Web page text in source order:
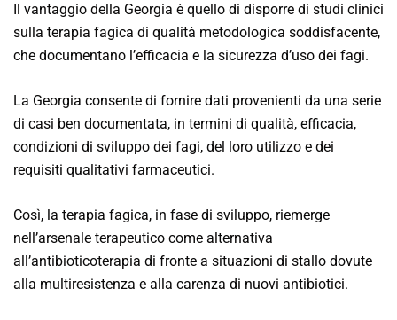
Il vantaggio della Georgia è quello di disporre di studi clinici
sulla terapia fagica di qualità metodologica soddisfacente,
che documentano l’efficacia e la sicurezza d’uso dei fagi.
La Georgia consente di fornire dati provenienti da una serie
di casi ben documentata, in termini di qualità, efficacia,
condizioni di sviluppo dei fagi, del loro utilizzo e dei
requisiti qualitativi farmaceutici.
Così, la terapia fagica, in fase di sviluppo, riemerge
nell’arsenale terapeutico come alternativa
all’antibioticoterapia di fronte a situazioni di stallo dovute
alla multiresistenza e alla carenza di nuovi antibiotici.